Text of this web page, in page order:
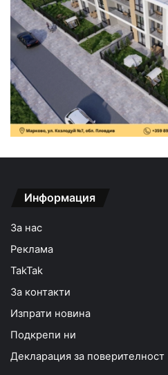
Информация
За нас
Реклама
TakTak
За контакти
Изпрати новина
Подкрепи ни
Декларация за поверителност